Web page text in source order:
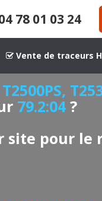
78 01 03 24
Vente de traceurs
79.2:04?
pour le